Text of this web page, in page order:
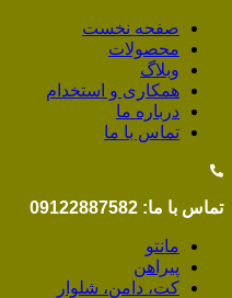
صفحه نخست
محصولات
وبلاگ
همکاری و استخدام
درباره ما
تماس با ما
تماس با ما: 09122887582
مانتو
پیراهن
کت، دامن، شلوار